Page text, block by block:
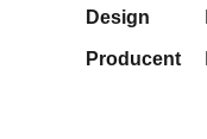
Design
Producent